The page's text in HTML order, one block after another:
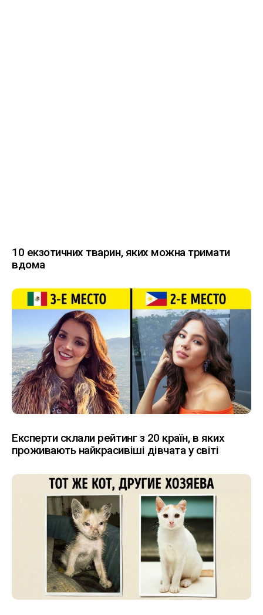
10 екзотичних тварин, яких можна тримати
вдома
Експерти склали рейтинг з 20 країн, в яких
проживають найкрасивіші дівчата у світі